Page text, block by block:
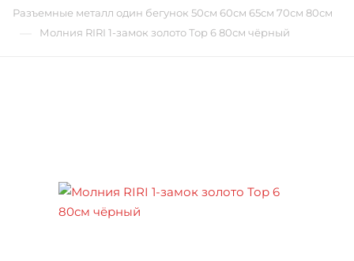
Разъемные металл один бегунок 50см 60см 65см 70см 80см
Молния RIRI 1-замок золото Тор 6 80см чёрный